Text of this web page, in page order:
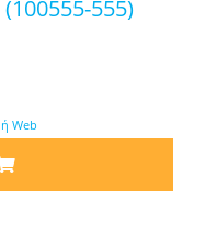
555)
Web